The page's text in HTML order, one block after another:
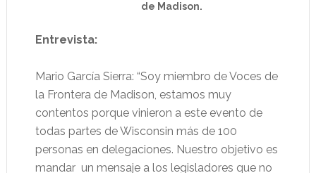
de Madison.
Entrevista:
Mario García Sierra: “Soy miembro de Voces de
la Frontera de Madison, estamos muy
contentos porque vinieron a este evento de
todas partes de Wisconsin más de 100
personas en delegaciones. Nuestro objetivo es
mandar un mensaje a los legisladores que no